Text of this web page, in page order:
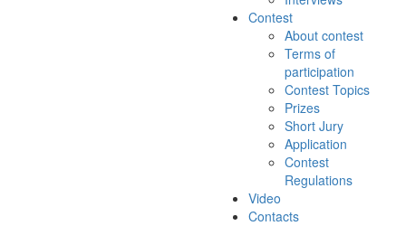
Contest
About contest
Terms of
participation
Contest Topics
Prizes
Short Jury
Application
Contest
Regulations
Video
Contacts